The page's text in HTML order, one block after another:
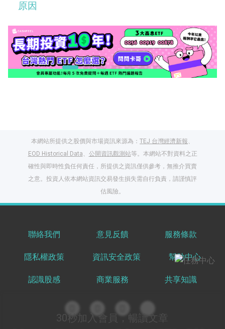
原因
30秒加入會員，暢讀文章
本網站所提供之股價與市場資訊來源為： TEJ 台灣經濟新報、
EOD Historical Data、 公開資訊觀測站等。本網站不對資料之正
確性與即時性負任何責任，所提供之資訊僅供參考，無推介買賣
之意。投資人依本網站資訊交易發生損失需自行負責，請謹慎評
估風險。
聯絡我們 意見反饋 服務條款
隱私權政策 資訊安全政策 幫助中心
認識股感 商業服務 共享知識
出國就缺這咖？股